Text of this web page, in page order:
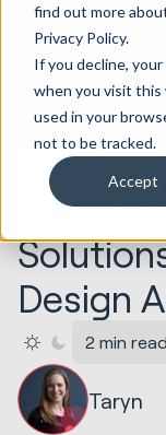
find out more
Privacy Policy.
If you decline,
when you visit this
used in your
not to be tracked.
Accept
17.01.2024
Huble
Design
2 min read
Taryn